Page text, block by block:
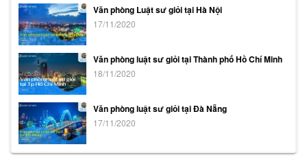
Văn phòng Luật sư giỏi tại Hà Nội
17/11/2020
Văn phòng luật sư giỏi tại Thành phố Hồ Chí Minh
18/11/2020
Văn phòng luật sư giỏi tại Đà Nẵng
17/11/2020